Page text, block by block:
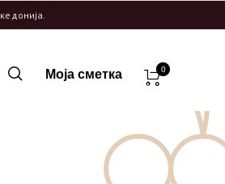
Моја сметка 0